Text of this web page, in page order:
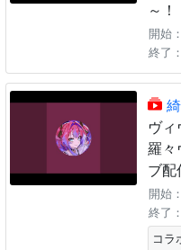
～！
開始：
終了：
ヴ
羅々
ブ配
開始：
終了：
コラ